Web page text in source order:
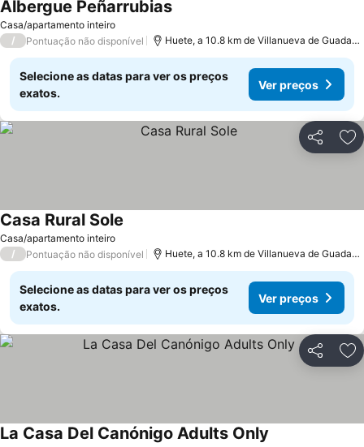
Casa/apartamento inteiro
Albergue PeñarrubiasVer preços
/ Pontuação não disponível Huete, a 10.8 km de Villanueva de
Selecione as datas para ver os preços
exatos.
Ver preços
Partilhar
Casa/apartamento inteiro
Casa Rural Sole
/ Pontuação não disponível Huete, a 10.8 km de Villanueva de
Selecione as datas para ver os preços
exatos.
Ver preços
Partilhar
La Casa Del Canónigo Adults Only